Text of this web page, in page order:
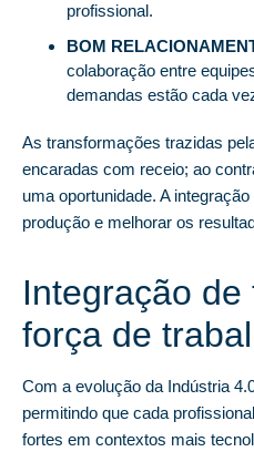
profissional.
BOM
colaboração entre
demandas estão cada
As transformações trazidas
encaradas com receio; ao
uma oportunidade. A
produção e melhorar os
Integração
força de
Com a evolução da Indústria
permitindo que cada
fortes em contextos mais